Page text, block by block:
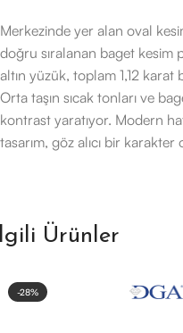
Merkezinde yer alan oval
doğru sıralanan baget kesim
altın yüzük, toplam 1,12
Orta taşın sıcak tonları ve
kontrast yaratıyor. Modern
tasarım, göz alıcı bir
Ürünler
-28%